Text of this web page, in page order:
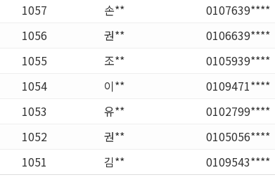
1057
손** 0107639****
1056
권** 0106639****
1055
조** 0105939****
1054
이** 0109471****
1053
유** 0102799****
1052
권** 0105056****
1051
김** 0109543****